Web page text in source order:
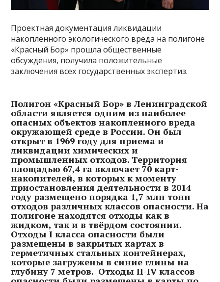
Проектная документация ликвидации
накопленного экологического вреда на полигоне
«Красный Бор» прошла общественные
обсуждения, получила положительные
заключения всех государственных экспертиз.
Полигон «Красный Бор» в Ленинградской
области является одним из наиболее
опасных объектов накопленного вреда
окружающей среде в России. Он был
открыт в 1969 году для приема и
ликвидации химических и
промышленных отходов. Территория
площадью 67,4 га включает 70 карт-
накопителей, в которых к моменту
приостановления деятельности в 2014
году размещено порядка 1,7 млн тонн
отходов различных классов опасности. На
полигоне находятся отходы как в
жидком, так и в твёрдом состоянии.
Отходы I класса опасности были
размещены в закрытых картах в
герметичных стальных контейнерах,
которые загружены в синие глины на
глубину 7 метров. Отходы II-IV классов